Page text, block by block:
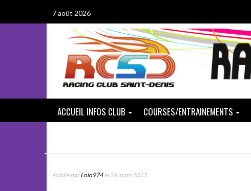
contenu
7 août 2026
ACCUEIL INFOS CLUB COURSES/ENTRAINEMENTS
Publié parLolo974le 26 mars 2023